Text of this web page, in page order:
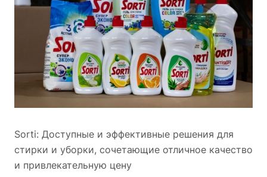
Sorti: Доступные и эффективные решения для
стирки и уборки, сочетающие отличное качество
и привлекательную цену